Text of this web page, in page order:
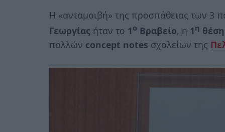
Η «ανταμοιβή» της προσπάθειας των 3
Γεωργίας ήταν το 1 ο Βραβείο, η 1 η θέση
πολλών concept notes σχολείων της